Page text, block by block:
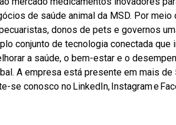
de saúde animal da MSD. Por
donos de pets e governos
conjunto de tecnologia conectada
a saúde, o bem-estar e o
A empresa está presente em mais
se conosco noLinkedIn,Instagrame